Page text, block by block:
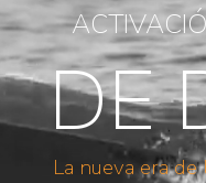
DE
La nueva era